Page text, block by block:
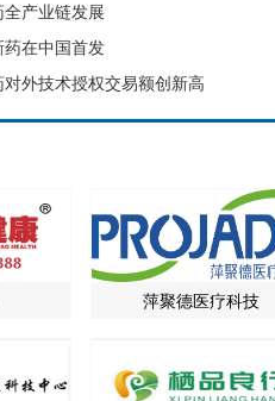
产业链发展
在中国首发
对外技术授权交易额创新高
萍聚德医疗科技